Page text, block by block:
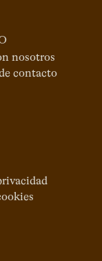
nosotros
contacto